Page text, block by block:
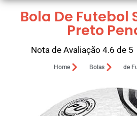
Bola De Futebol
Preto
Nota de Avaliação 4.6 de 5
Home Bolas de